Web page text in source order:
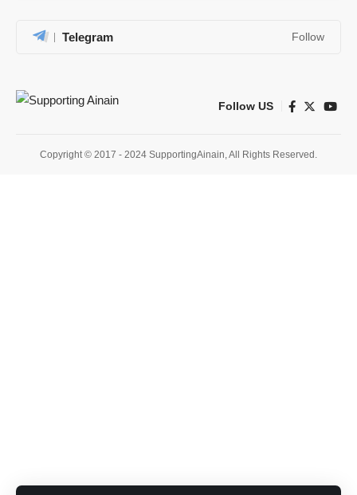
Telegram Follow
Follow US
Copyright © 2017 - 2024 SupportingAinain, All Rights Reserved.